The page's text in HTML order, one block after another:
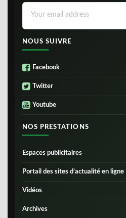
NOUS SUIVRE
Facebook
Twitter
Youtube
NOS PRESTATIONS
Espaces publicitaires
Portail des sites d’actualité en ligne
Vidéos
Archives